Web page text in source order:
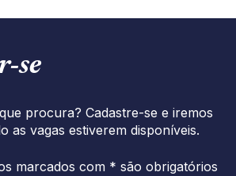
procura? Cadastre-se e iremos
as vagas estiverem disponíveis.
marcados com * são obrigatórios